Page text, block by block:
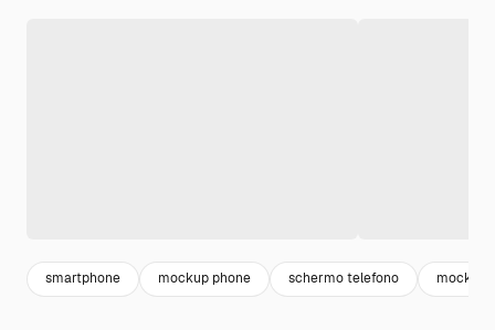
smartphone mockup phone schermo telefono mockup